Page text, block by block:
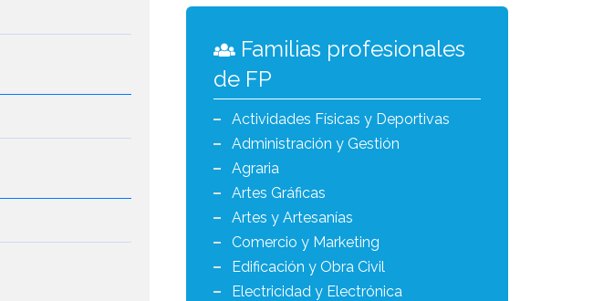
Familias profesionales
de FP
Actividades Físicas y Deportivas
Administración y Gestión
Agraria
Artes Gráficas
Artes y Artesanías
Comercio y Marketing
Edificación y Obra Civil
Electricidad y Electrónica